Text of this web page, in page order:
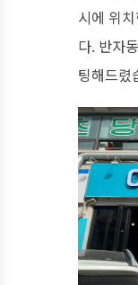
시에 위
다. 반자
팅해드렸